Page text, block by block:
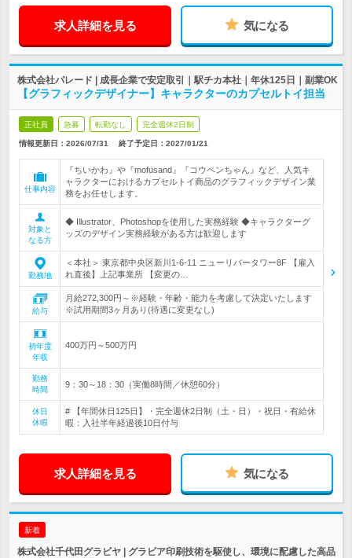
求人詳細を見る 気になる
株式会社パレード | 成長企業で安定取引｜駅チカ本社｜年休125日｜副業OK
【グラフィックデザイナー】キャラクターのカプセルトイ担当
正社員 急募 転勤なし 完全週休2日制
情報更新日：2026/07/31 終了予定日： 2027/01/21
仕事内容
『ちいかわ』や『mofusand』『コウペンちゃん』など、人気キ
ャラクターにおけるカプセルトイ商品のグラフィックデザイン業
務をお任せします。
対象と
なる方
◆ Illustrator、Photoshopを使用した実務経験 ◆キャラクターグ
ッズのデザイン実務経験がある方は歓迎します
勤務地
＜本社＞ 東京都中央区新川1-6-11 ニューリバータワー8F 【雇入
れ直後】上記事業所 【変更の…
給与
月給272,300円～※経験・年齢・能力を考慮して決定いたします
※試用期間3ヶ月あり(待遇に変更なし)
初年度
年収
400万円～500万円
勤務
時間
9：30～18：30（実働8時間／休憩60分）
休日
休暇
# 【年間休日125日】・完全週休2日制（土・日）・祝日・有給休
暇：入社半年経過後10日付与
求人詳細を見る 気になる
新着
株式会社千代田グラビヤ | グラビア印刷技術を駆使し、環境に配慮した高品